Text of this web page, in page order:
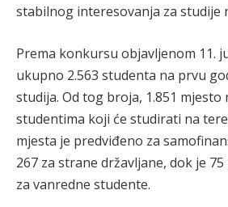
stabilnog interesovanja za studije
Prema konkursu objavljenom 11.
ukupno 2.563 studenta na prvu
studija. Od tog broja, 1.851 mjesto
studentima koji će studirati na
mjesta je predviđeno za
267 za strane državljane, dok je
za vanredne studente.